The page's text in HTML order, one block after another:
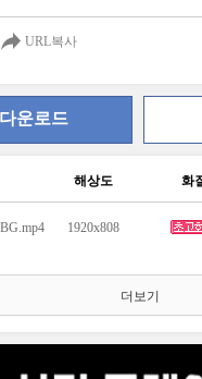
URL복사
다운로드
해상도 화
1920x808
더보기